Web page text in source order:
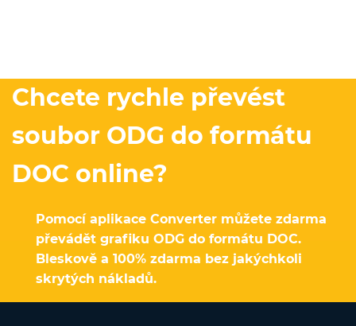
Chcete rychle převést
soubor ODG do formátu
DOC online?
Pomocí aplikace Converter můžete zdarma
převádět grafiku ODG do formátu DOC.
Bleskově a 100% zdarma bez jakýchkoli
skrytých nákladů.